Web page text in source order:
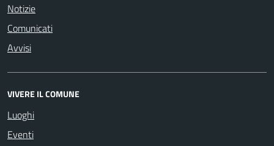
Notizie
Comunicati
Avvisi
VIVERE IL COMUNE
Luoghi
Eventi